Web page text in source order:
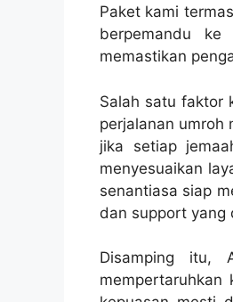
Paket kami
berpemandu
memastikan
Salah satu faktor
perjalanan umroh
jika setiap
menyesuaikan
senantiasa siap
dan support yang
Disamping itu,
mempertaruhkan